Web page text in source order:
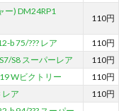
ー) DM24RP1
110円
b 75/??? レア
110円
S8 スーパーレア
110円
Wビクトリー
110円
ア 110円